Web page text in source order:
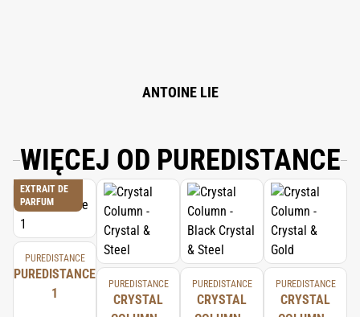
CITRAL, FARNESOL, COUMARIN.ANTOINE LIE
WIĘCEJ OD PUREDISTANCE
EXTRAIT DE
PARFUM
PUREDISTANCE
PUREDISTANCE
1
PUREDISTANCE
CRYSTAL
PUREDISTANCE
CRYSTAL
PUREDISTANCE
CRYSTAL